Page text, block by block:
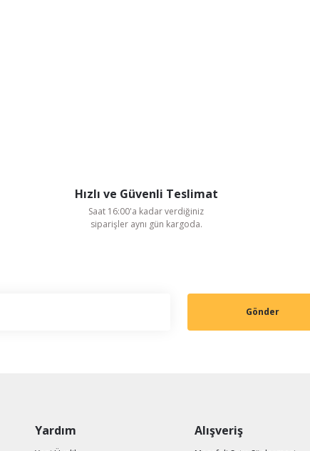
Hızlı ve Güvenli Teslimat
Saat 16:00'a kadar verdiğiniz
siparişler aynı gün kargoda.
Gönder
Yardım Alışveriş